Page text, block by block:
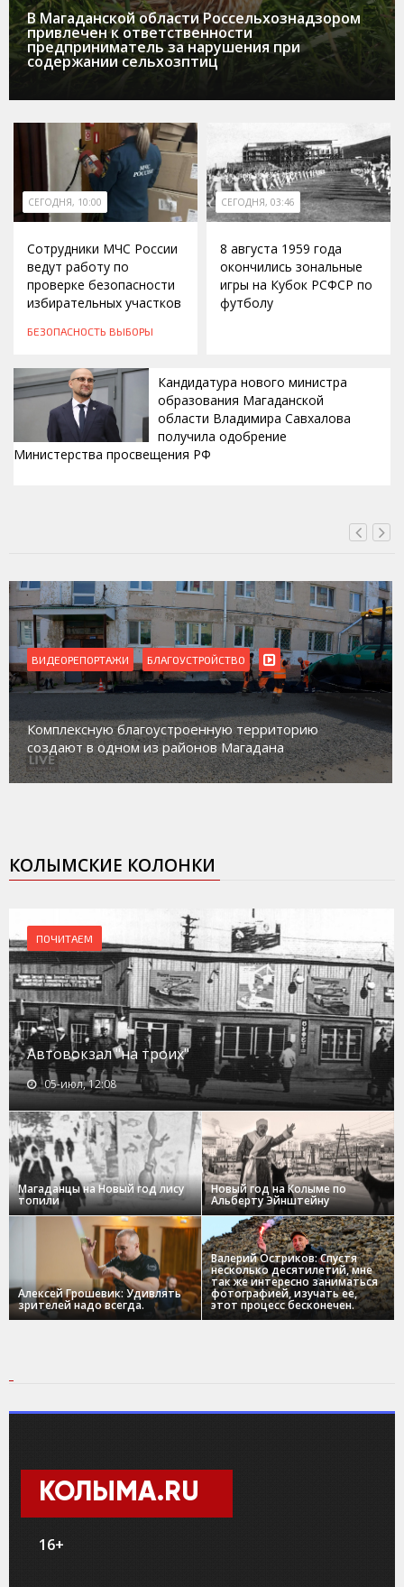
В Магаданской области Россельхознадзором
привлечен к ответственности
предприниматель за нарушения при
содержании сельхозптиц
СЕГОДНЯ, 10:00
Сотрудники МЧС России
ведут работу по
проверке безопасности
избирательных участков
БЕЗОПАСНОСТЬ ВЫБОРЫ
СЕГОДНЯ, 03:46
8 августа 1959 года
окончились зональные
игры на Кубок РСФСР по
футболу
Кандидатура нового министра
образования Магаданской
области Владимира Савхалова
получила одобрение
Министерства просвещения РФ
ВИДЕОРЕПОРТАЖИ БЛАГОУСТРОЙСТВО
Комплексную благоустроенную территорию
создают в одном из районов Магадана
КОЛЫМСКИЕ КОЛОНКИ
ПОЧИТАЕМ
Автовокзал "на троих"
05-июл, 12:08
Магаданцы на Новый год лису
топили
Новый год на Колыме по
Альберту Эйнштейну
Алексей Грошевик: Удивлять
зрителей надо всегда.
Валерий Остриков: Спустя
несколько десятилетий, мне
так же интересно заниматься
фотографией, изучать ее,
этот процесс бесконечен.
КОЛЫМА.RU
16+